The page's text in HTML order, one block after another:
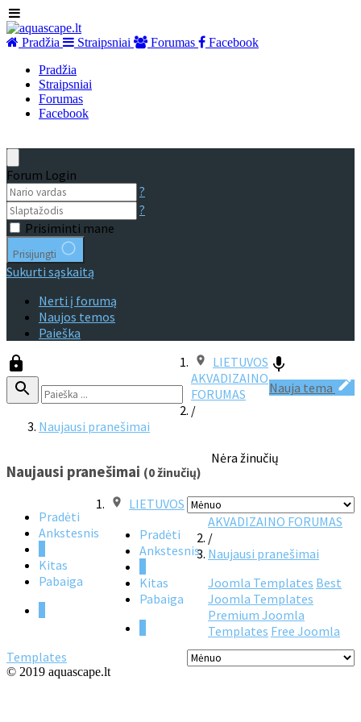
Pradžia Straipsniai Forumas
Facebook
Pradžia
Straipsniai
Forumas
Facebook
Forum Login
?
?
Prisiminti mane
Prisijungti
Sukurti sąskaitą
Nerti į forumą
Naujos temos
Paieška
Nauja tema
LIETUVOS
AKVADIZAINO
FORUMAS
/
Naujausi pranešimai
Naujausi pranešimai (0 žinučių)
Pradėti
Ankstesnis
Kitas
Pabaiga
Nėra žinučių
Pradėti
Ankstesnis
Kitas
Pabaiga
LIETUVOS
AKVADIZAINO FORUMAS
/
Naujausi pranešimai
Joomla Templates Best
Joomla Templates
Premium Joomla
Templates Free Joomla
Templates
© 2019 aquascape.lt